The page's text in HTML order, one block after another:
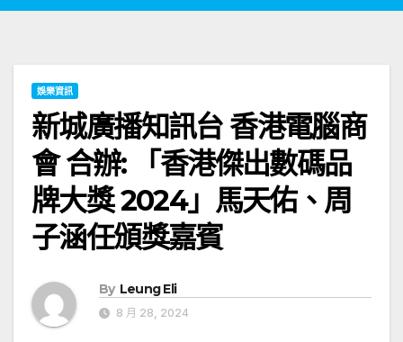
娛樂資訊
新城廣播知訊台 香港電腦商
會 合辦: 「香港傑出數碼品
牌大獎 2024」馬天佑、周
子涵任頒獎嘉賓
By Leung Eli
8 月 28, 2024